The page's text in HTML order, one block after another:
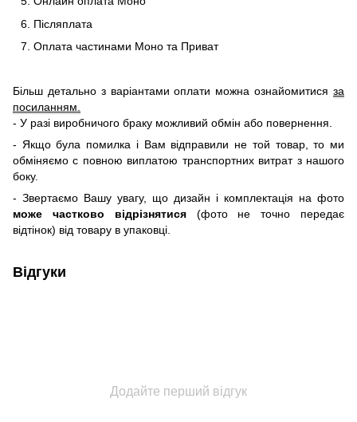
Післяплата
Оплата частинами Моно та Приват
Більш детально з варіантами оплати можна ознайомитися за
посиланням.
- У разі виробничого браку можливий обмін або повернення.
- Якщо була помилка і Вам відправили не той товар, то ми
обміняємо c повною виплатою транспортних витрат з нашого
боку.
- Звертаємо Вашу увагу, що дизайн і комплектація на фото
може частково відрізнятися(фото не точно передає
відтінок) від товару в упаковці.
Відгуки
Додайте перший відгук